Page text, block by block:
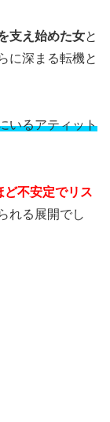
支え始めた女と
に深まる転機と
いるアティット
ど不安定でリス
れる展開でし